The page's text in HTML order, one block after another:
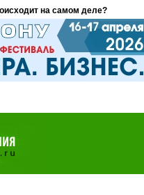
на самом деле?